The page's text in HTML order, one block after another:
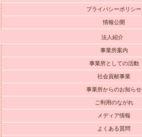
プライバシーポリシー
情報公開
法人紹介
事業所案内
事業所としての活動
社会貢献事業
事業所からのお知らせ
ご利用のながれ
メディア情報
よくある質問